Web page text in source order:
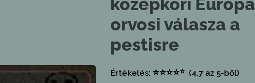
középkori Európa
orvosi válasza a
pestisre
Értékelés: ⭐⭐⭐⭐⭐(4.7 az 5-ből)